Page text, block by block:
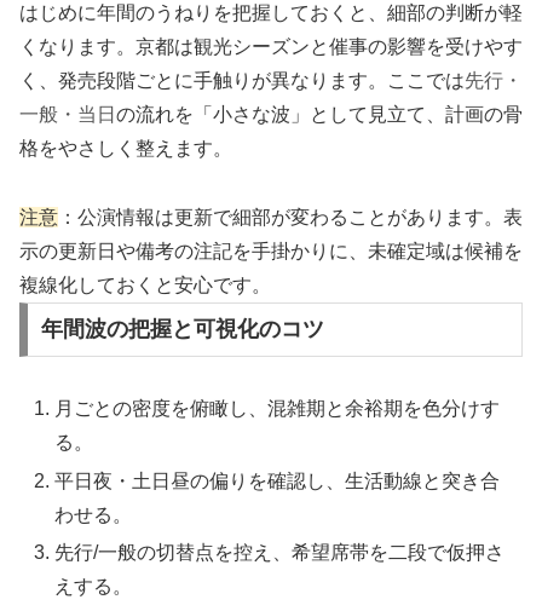
はじめに年間のうねりを把握しておくと、細部の判断が軽
くなります。京都は観光シーズンと催事の影響を受けやす
く、発売段階ごとに手触りが異なります。ここでは先行・
一般・当日 の流れを「小さな波」として見立て、計画の骨
格をやさしく整えます。
注意 ：公演情報は更新で細部が変わることがあります。表
示の更新日や備考の注記を手掛かりに、未確定域は候補を
複線化しておくと安心です。
年間波の把握と可視化のコツ
月ごとの密度を俯瞰し、混雑期と余裕期を色分けす
る。
平日夜・土日昼の偏りを確認し、生活動線と突き合
わせる。
先行/一般の切替点を控え、希望席帯を二段で仮押さ
えする。